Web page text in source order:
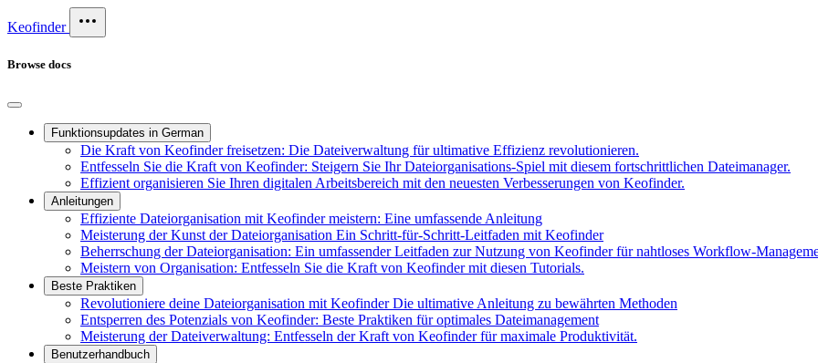
Keofinder
Browse docs
Funktionsupdates in German
Die Kraft von Keofinder freisetzen: Die Dateiverwaltung für ultimative Effizienz revolutionieren.
Entfesseln Sie die Kraft von Keofinder: Steigern Sie Ihr Dateiorganisations-Spiel mit diesem fortschrittlichen Dateimanager.
Effizient organisieren Sie Ihren digitalen Arbeitsbereich mit den neuesten Verbesserungen von Keofinder.
Anleitungen
Effiziente Dateiorganisation mit Keofinder meistern: Eine umfassende Anleitung
Meisterung der Kunst der Dateiorganisation Ein Schritt-für-Schritt-Leitfaden mit Keofinder
Beherrschung der Dateiorganisation: Ein umfassender Leitfaden zur Nutzung von Keofinder für nahtloses Workflow-
Meistern von Organisation: Entfesseln Sie die Kraft von Keofinder mit diesen Tutorials.
Beste Praktiken
Revolutioniere deine Dateiorganisation mit Keofinder Die ultimative Anleitung zu bewährten Methoden
Entsperren des Potenzials von Keofinder: Beste Praktiken für optimales Dateimanagement
Meisterung der Dateiverwaltung: Entfesseln der Kraft von Keofinder für maximale Produktivität.
Benutzerhandbuch